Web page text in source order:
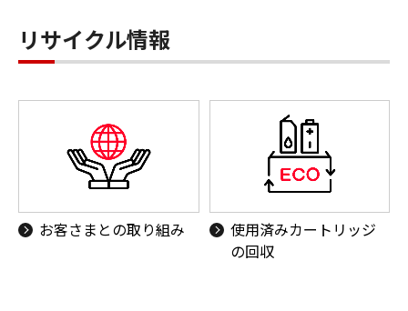
リサイクル情報
お客さまとの取り組み
使用済みカートリッジ
の回収